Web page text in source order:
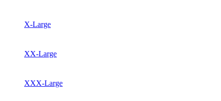
X-Large
XX-Large
XXX-Large